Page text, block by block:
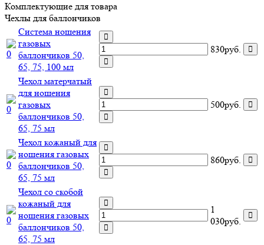
Комплектующие для товара
Чехлы для баллончиков
Система ношения
газовых
баллончиков 50,
65, 75, 100 мл
830руб.
Чехол матерчатый
для ношения
газовых
баллончиков 50,
65, 75 мл
500руб.
Чехол кожаный для
ношения газовых
баллончиков 50,
65, 75 мл
860руб.
Чехол со скобой
кожаный для
ношения газовых
баллончиков 50,
65, 75 мл
1
030руб.